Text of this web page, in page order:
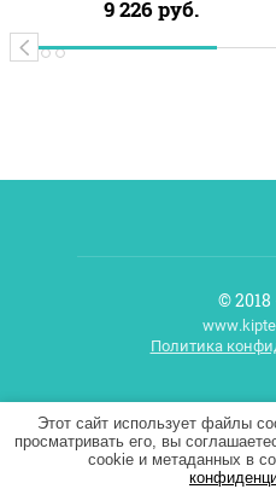
Этот сайт использует файлы
просматривать его, вы
cookie и метаданных в
9 226 руб.
© 2018
Политика